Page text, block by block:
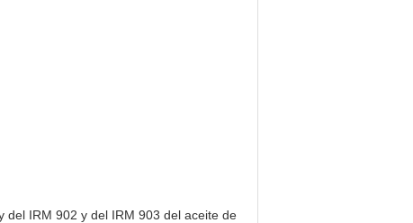
del IRM 902 y del IRM 903 del aceite de